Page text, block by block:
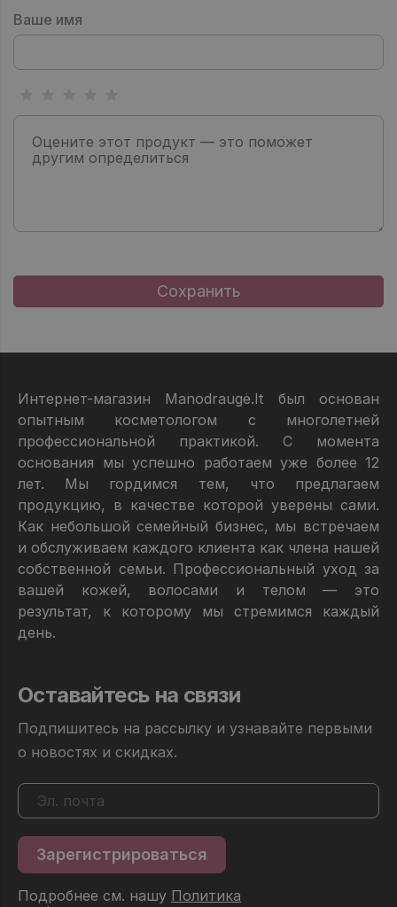
Ваше имя
Интернет-магазин Manodraugė.lt был основан
опытным косметологом с многолетней
профессиональной практикой. С момента
основания мы успешно работаем уже более 12
лет. Мы гордимся тем, что предлагаем
продукцию, в качестве которой уверены сами.
Как небольшой семейный бизнес, мы встречаем
и обслуживаем каждого клиента как члена нашей
собственной семьи. Профессиональный уход за
вашей кожей, волосами и телом — это
результат, к которому мы стремимся каждый
день.
Оставайтесь на связи
Подпишитесь на рассылку и узнавайте первыми
о новостях и скидках.
Подробнее см. нашу Политика